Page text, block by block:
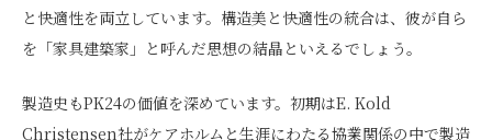
と快適性を両立しています。構造美と快適性の統合は、彼が自ら
を「家具建築家」と呼んだ思想の結晶といえるでしょう。
製造史もPK24の価値を深めています。初期はE. Kold
Christensen社がケアホルムと生涯にわたる協業関係の中で製造